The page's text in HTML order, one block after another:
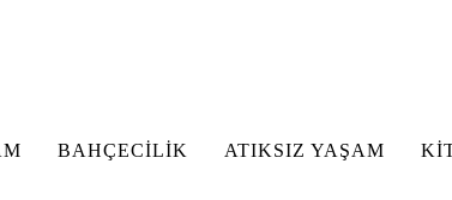
BAHÇECİLİK ATIKSIZ YAŞAM